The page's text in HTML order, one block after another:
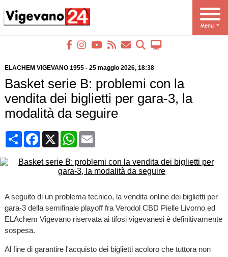
ELACHEM VIGEVANO 1955- 25 maggio 2026, 18:38
Basket serie B: problemi con la
vendita dei biglietti per gara-3, la
modalità da seguire
CondividiFacebook
X WhatsApp
Email
A seguito di un problema tecnico, la vendita online dei biglietti per
gara-3 della semifinale playoff fra Verodol CBD Pielle Livorno ed
ELAchem Vigevano riservata ai tifosi vigevanesi è definitivamente
sospesa.
Al fine di garantire l'acquisto dei biglietti acoloro che tuttora non